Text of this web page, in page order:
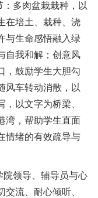
多肉盆栽栽种，以
在培土、栽种、浇
与生命感悟融入绿
自我和解；创意风
，鼓励学生大胆勾
风车转动消散，以
以文字为桥梁、
湾，帮助学生直面
情绪的有效疏导与
领导、辅导员与心
流、耐心倾听、